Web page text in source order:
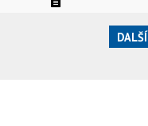
DALŠÍ